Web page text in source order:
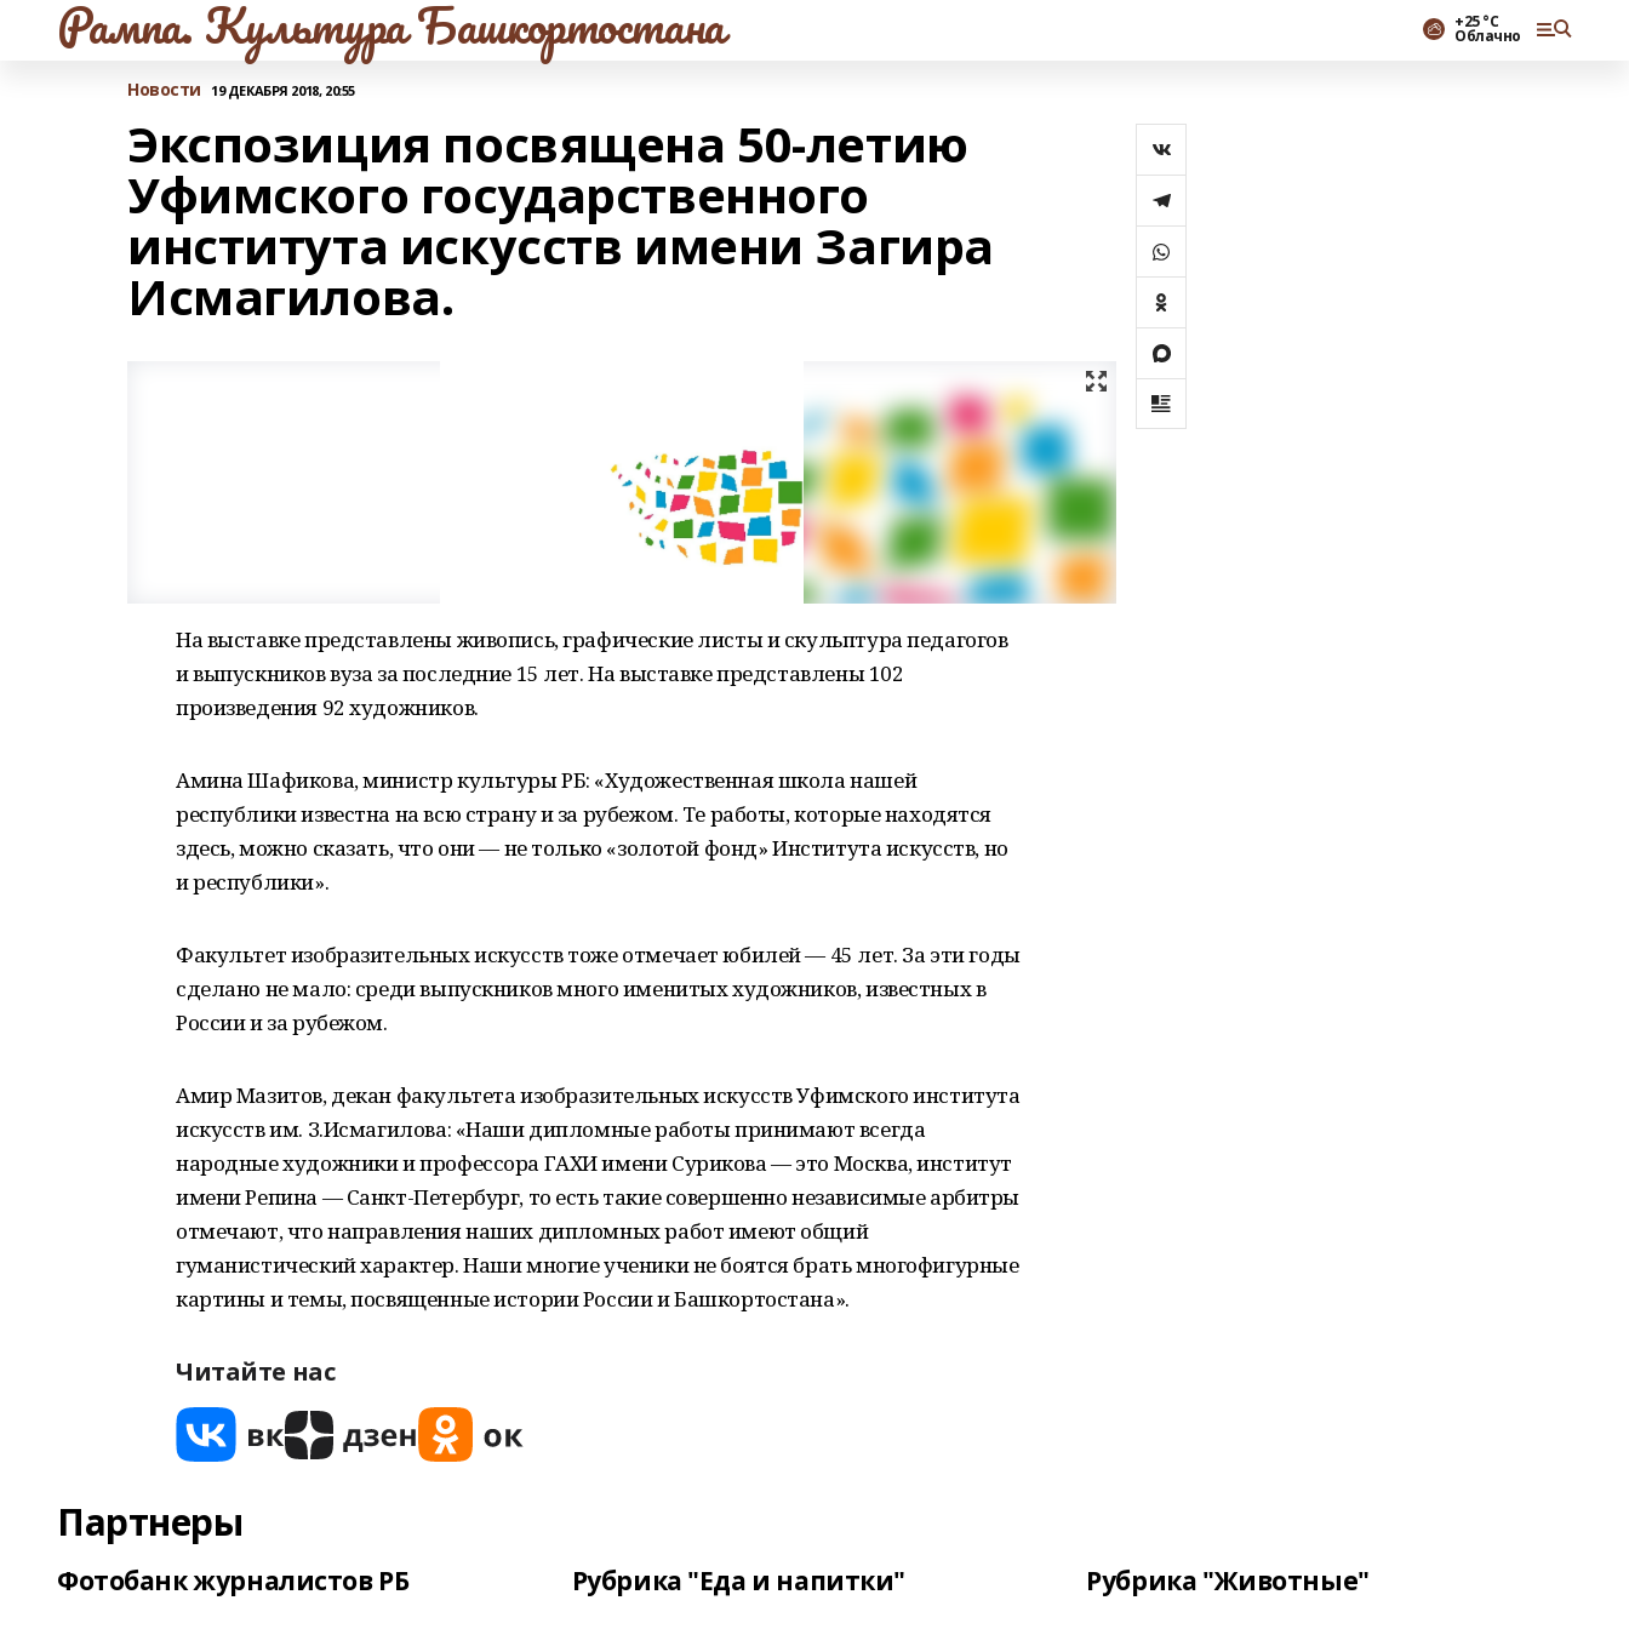
Рампа. Культура Башкортостана +25 °С
Облачно
Новости 19 ДЕКАБРЯ 2018, 20:55
Экспозиция посвящена 50-летию
Уфимского государственного
института искусств имени Загира
Исмагилова.
На выставке представлены живопись, графические листы и скульптура педагогов
и выпускников вуза за последние 15 лет. На выставке представлены 102
произведения 92 художников.
Амина Шафикова, министр культуры РБ: «Художественная школа нашей
республики известна на всю страну и за рубежом. Те работы, которые находятся
здесь, можно сказать, что они — не только «золотой фонд» Института искусств, но
и республики».
Факультет изобразительных искусств тоже отмечает юбилей — 45 лет. За эти годы
сделано не мало: среди выпускников много именитых художников, известных в
России и за рубежом.
Амир Мазитов, декан факультета изобразительных искусств Уфимского института
искусств им. З.Исмагилова: «Наши дипломные работы принимают всегда
народные художники и профессора ГАХИ имени Сурикова — это Москва, институт
имени Репина — Санкт-Петербург, то есть такие совершенно независимые арбитры
отмечают, что направления наших дипломных работ имеют общий
гуманистический характер. Наши многие ученики не боятся брать многофигурные
картины и темы, посвященные истории России и Башкортостана».
Читайте нас
Партнеры
Фотобанк журналистов РБ Рубрика "Еда и напитки" Рубрика "Животные"